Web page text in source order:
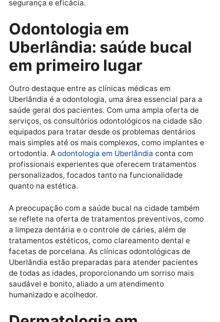
Além dos tratamentos tradicionais, as clínicas de
como a adaptação de lentes de contato especiais e
cirurgias refrativas, que permitem a correção de
problemas de visão sem o uso contínuo de óculos ou
lentes. Isso mostra que, ao escolher um
completo, que vai do diagnóstico ao tratamento e
acompanhamento pós-operatório, tudo com a
segurança e eficácia.
Odontologia em
Uberlândia: saúde bucal
em primeiro lugar
Outro destaque entre as clínicas médicas em
Uberlândia é a odontologia, uma área essencial para
saúde geral dos pacientes. Com uma ampla oferta
serviços, os consultórios odontológicos na cidade
equipados para tratar desde os problemas dentários
mais simples até os mais complexos, como
ortodontia. Aodontologia em Uberlândia
profissionais experientes que oferecem tratamentos
quanto na estética.